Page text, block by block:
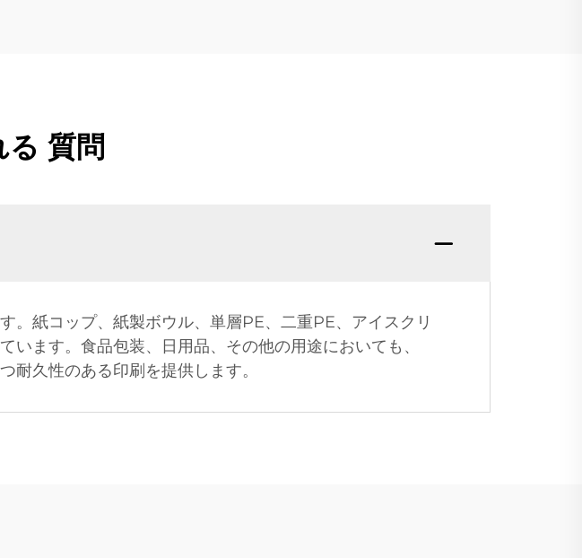
質問
。紙コップ、紙製ボウル、単層PE、二重PE、アイスクリ
ます。食品包装、日用品、その他の用途においても、
耐久性のある印刷を提供します。